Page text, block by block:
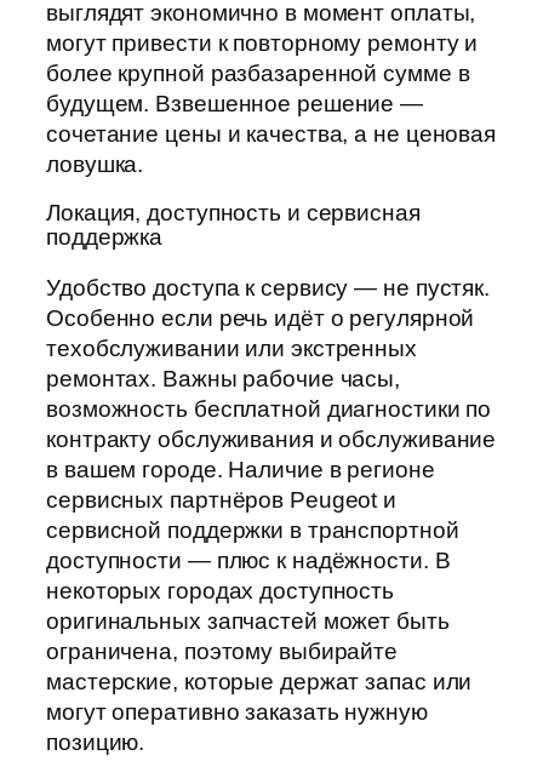
выглядят экономично в момент оплаты,
могут привести к повторному ремонту и
более крупной разбазаренной сумме в
будущем. Взвешенное решение —
сочетание цены и качества, а не ценовая
ловушка.
Локация, доступность и сервисная
поддержка
Удобство доступа к сервису — не пустяк.
Особенно если речь идёт о регулярной
техобслуживании или экстренных
ремонтах. Важны рабочие часы,
возможность бесплатной диагностики по
контракту обслуживания и обслуживание
в вашем городе. Наличие в регионе
сервисных партнёров Peugeot и
сервисной поддержки в транспортной
доступности — плюс к надёжности. В
некоторых городах доступность
оригинальных запчастей может быть
ограничена, поэтому выбирайте
мастерские, которые держат запас или
могут оперативно заказать нужную
позицию.